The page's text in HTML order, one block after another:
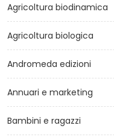
Agricoltura biodinamica
Agricoltura biologica
Andromeda edizioni
Annuari e marketing
Bambini e ragazzi